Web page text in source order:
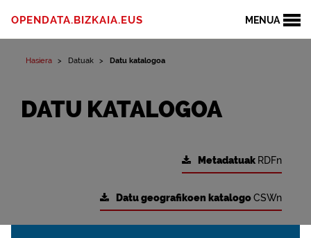
MENUA
OPENDATA.BIZKAIA.EUS
Hasiera Datuak Datu katalogoa
DATU KATALOGOA
Metadatuak RDFn
Datu geografikoen katalogoCSWn